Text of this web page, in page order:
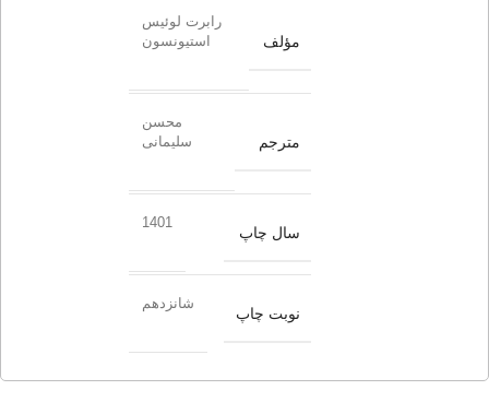
مؤلف
رابرت لوئیس
استیونسون
مترجم
محسن
سلیمانی
سال چاپ
1401
نوبت چاپ
شانزدهم